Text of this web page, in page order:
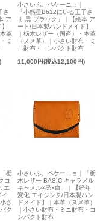
さ
ア
革
ミ
小さいふ。ペケーニョ｜
「小惑星B612にいる王子さ
ま 黒 ブラック」｜【絵本 ア
ート/日本製ハンドメイド】
｜栃木レザー（国産）・本革
（ヌメ革）｜小さい財布・ミ
ニ財布・コンパクト財布
11,000円(税込12,100円)
栃
コ
エ
さ
ク
小さいふ。ペケーニョ｜「栃
木レザー BASIC キャラメル
キャメル×黒×白」｜【経年
変化 エイジング/日本製ハン
ドメイド】｜本革（ヌメ革）
｜小さい財布・ミニ財布・コ
ンパクト財布